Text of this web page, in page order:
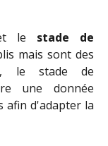
le stade de
mais sont des
le stade de
une donnée
afin d'adapter la